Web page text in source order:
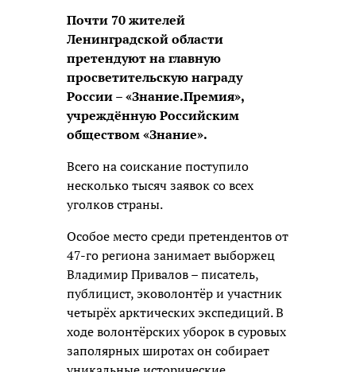
Почти 70 жителей
Ленинградской области
претендуют на главную
просветительскую награду
России – «Знание.Премия»,
учреждённую Российским
обществом «Знание».
Всего на соискание поступило
несколько тысяч заявок со всех
уголков страны.
Особое место среди претендентов от
47-го региона занимает выборжец
Владимир Привалов – писатель,
публицист, эковолонтёр и участник
четырёх арктических экспедиций. В
ходе волонтёрских уборок в суровых
заполярных широтах он собирает